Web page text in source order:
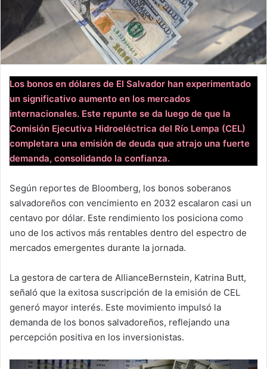
Los bonos en dólares de El Salvador han experimentado
un significativo aumento en los mercados
internacionales. Este repunte se da luego de que la
Comisión Ejecutiva Hidroeléctrica del Río Lempa (CEL)
completara una emisión de deuda que atrajo una fuerte
demanda, consolidando la confianza.
Según reportes de Bloomberg, los bonos soberanos
salvadoreños con vencimiento en 2032 escalaron casi un
centavo por dólar. Este rendimiento los posiciona como
uno de los activos más rentables dentro del espectro de
mercados emergentes durante la jornada.
La gestora de cartera de AllianceBernstein, Katrina Butt,
señaló que la exitosa suscripción de la emisión de CEL
generó mayor interés. Este movimiento impulsó la
demanda de los bonos salvadoreños, reflejando una
percepción positiva en los inversionistas.